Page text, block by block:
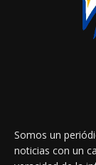
Somos un
noticias con un